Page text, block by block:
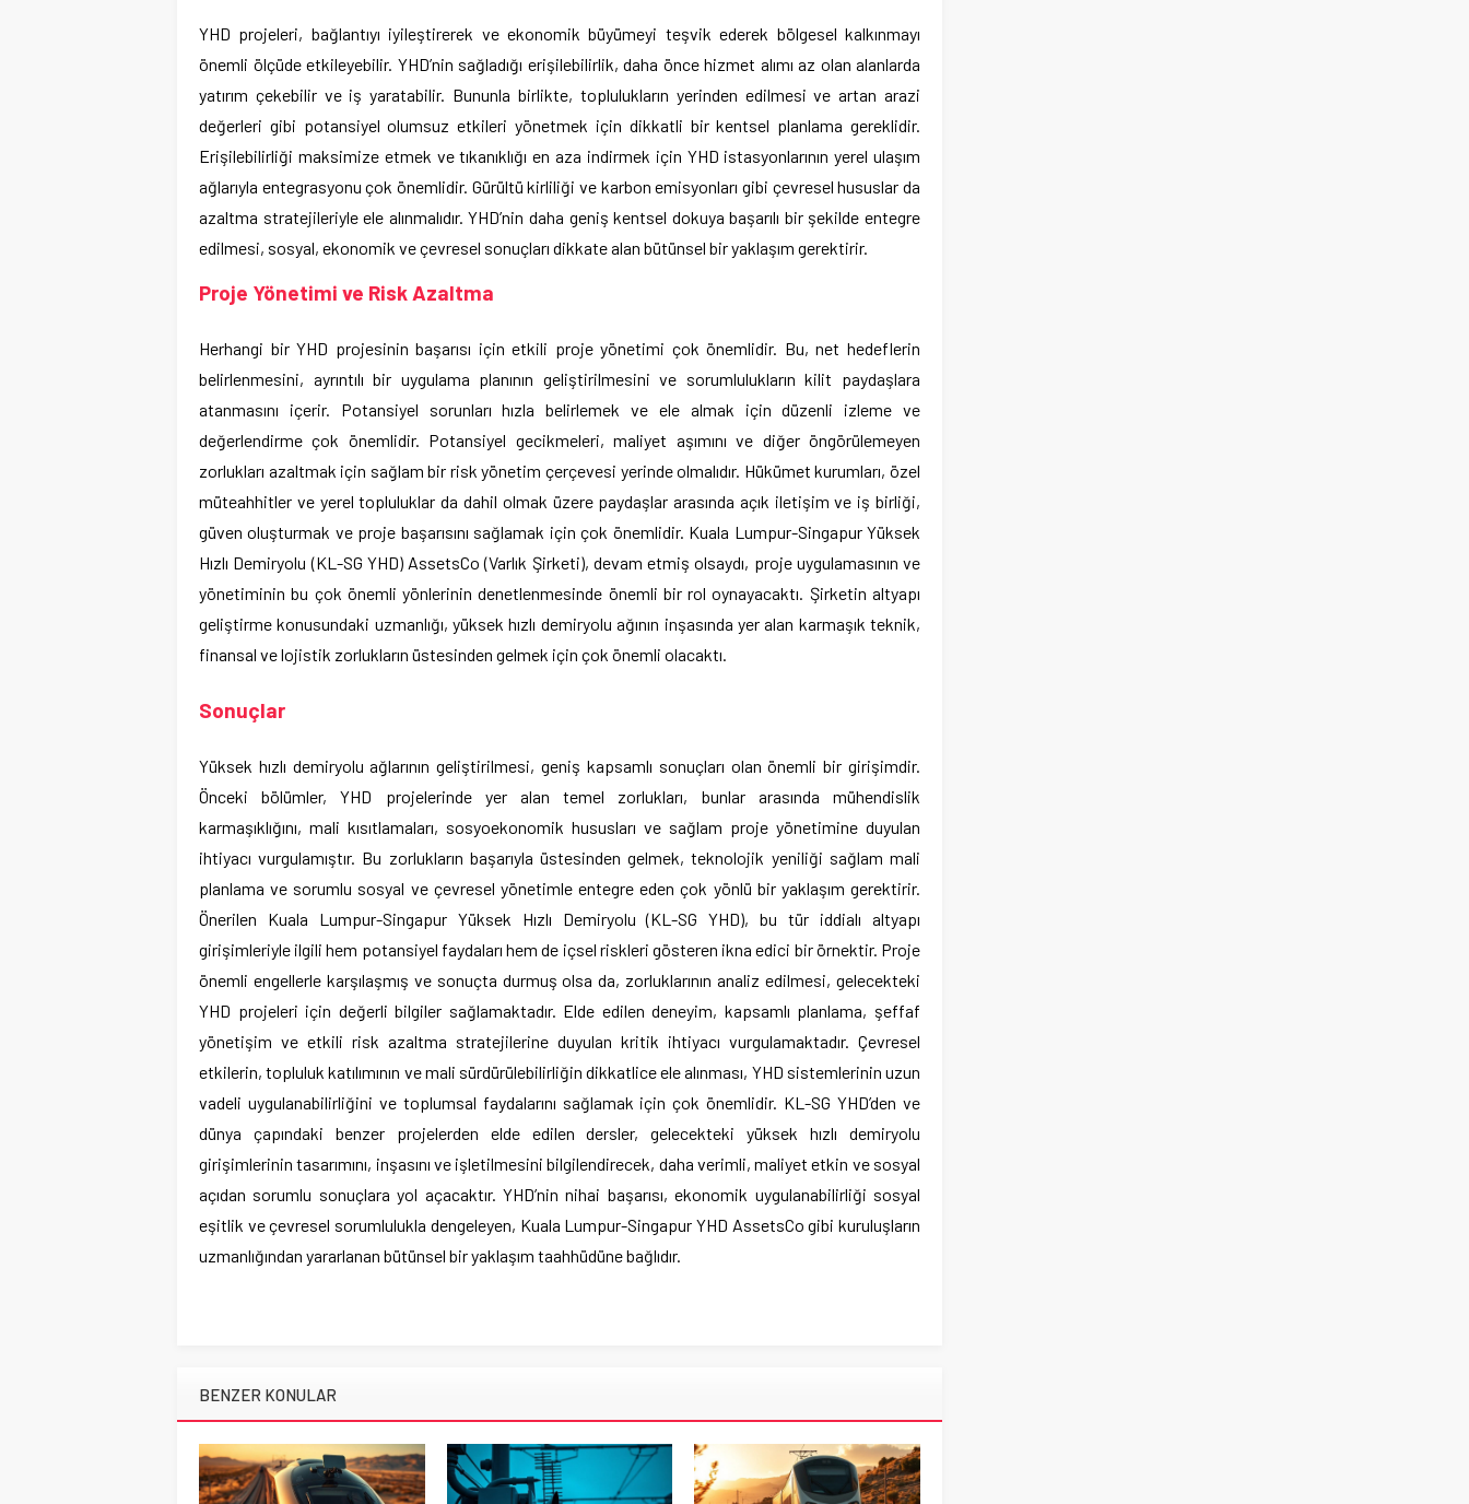
YHD projeleri, bağlantıyı iyileştirerek ve ekonomik büyümeyi teşvik ederek bölgesel kalkınmayı
önemli ölçüde etkileyebilir. YHD’nin sağladığı erişilebilirlik, daha önce hizmet alımı az olan alanlarda
yatırım çekebilir ve iş yaratabilir. Bununla birlikte, toplulukların yerinden edilmesi ve artan arazi
değerleri gibi potansiyel olumsuz etkileri yönetmek için dikkatli bir kentsel planlama gereklidir.
Erişilebilirliği maksimize etmek ve tıkanıklığı en aza indirmek için YHD istasyonlarının yerel ulaşım
ağlarıyla entegrasyonu çok önemlidir. Gürültü kirliliği ve karbon emisyonları gibi çevresel hususlar da
azaltma stratejileriyle ele alınmalıdır. YHD’nin daha geniş kentsel dokuya başarılı bir şekilde entegre
edilmesi, sosyal, ekonomik ve çevresel sonuçları dikkate alan bütünsel bir yaklaşım gerektirir.
Proje Yönetimi ve Risk Azaltma
Herhangi bir YHD projesinin başarısı için etkili proje yönetimi çok önemlidir. Bu, net hedeflerin
belirlenmesini, ayrıntılı bir uygulama planının geliştirilmesini ve sorumlulukların kilit paydaşlara
atanmasını içerir. Potansiyel sorunları hızla belirlemek ve ele almak için düzenli izleme ve
değerlendirme çok önemlidir. Potansiyel gecikmeleri, maliyet aşımını ve diğer öngörülemeyen
zorlukları azaltmak için sağlam bir risk yönetim çerçevesi yerinde olmalıdır. Hükümet kurumları, özel
müteahhitler ve yerel topluluklar da dahil olmak üzere paydaşlar arasında açık iletişim ve iş birliği,
güven oluşturmak ve proje başarısını sağlamak için çok önemlidir. Kuala Lumpur-Singapur Yüksek
Hızlı Demiryolu (KL-SG YHD) AssetsCo (Varlık Şirketi), devam etmiş olsaydı, proje uygulamasının ve
yönetiminin bu çok önemli yönlerinin denetlenmesinde önemli bir rol oynayacaktı. Şirketin altyapı
geliştirme konusundaki uzmanlığı, yüksek hızlı demiryolu ağının inşasında yer alan karmaşık teknik,
finansal ve lojistik zorlukların üstesinden gelmek için çok önemli olacaktı.
Sonuçlar
Yüksek hızlı demiryolu ağlarının geliştirilmesi, geniş kapsamlı sonuçları olan önemli bir girişimdir.
Önceki bölümler, YHD projelerinde yer alan temel zorlukları, bunlar arasında mühendislik
karmaşıklığını, mali kısıtlamaları, sosyoekonomik hususları ve sağlam proje yönetimine duyulan
ihtiyacı vurgulamıştır. Bu zorlukların başarıyla üstesinden gelmek, teknolojik yeniliği sağlam mali
planlama ve sorumlu sosyal ve çevresel yönetimle entegre eden çok yönlü bir yaklaşım gerektirir.
Önerilen Kuala Lumpur-Singapur Yüksek Hızlı Demiryolu (KL-SG YHD), bu tür iddialı altyapı
girişimleriyle ilgili hem potansiyel faydaları hem de içsel riskleri gösteren ikna edici bir örnektir. Proje
önemli engellerle karşılaşmış ve sonuçta durmuş olsa da, zorluklarının analiz edilmesi, gelecekteki
YHD projeleri için değerli bilgiler sağlamaktadır. Elde edilen deneyim, kapsamlı planlama, şeffaf
yönetişim ve etkili risk azaltma stratejilerine duyulan kritik ihtiyacı vurgulamaktadır. Çevresel
etkilerin, topluluk katılımının ve mali sürdürülebilirliğin dikkatlice ele alınması, YHD sistemlerinin uzun
vadeli uygulanabilirliğini ve toplumsal faydalarını sağlamak için çok önemlidir. KL-SG YHD’den ve
dünya çapındaki benzer projelerden elde edilen dersler, gelecekteki yüksek hızlı demiryolu
girişimlerinin tasarımını, inşasını ve işletilmesini bilgilendirecek, daha verimli, maliyet etkin ve sosyal
açıdan sorumlu sonuçlara yol açacaktır. YHD’nin nihai başarısı, ekonomik uygulanabilirliği sosyal
eşitlik ve çevresel sorumlulukla dengeleyen, Kuala Lumpur-Singapur YHD AssetsCo gibi kuruluşların
uzmanlığından yararlanan bütünsel bir yaklaşım taahhüdüne bağlıdır.
BENZER KONULAR